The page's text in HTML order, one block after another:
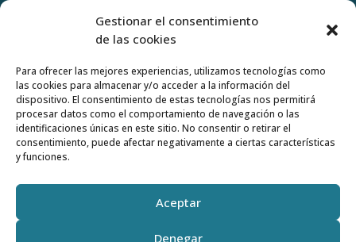
Gestionar el consentimiento
de las cookies
Para ofrecer las mejores experiencias, utilizamos tecnologías como
las cookies para almacenar y/o acceder a la información del
dispositivo. El consentimiento de estas tecnologías nos permitirá
procesar datos como el comportamiento de navegación o las
identificaciones únicas en este sitio. No consentir o retirar el
consentimiento, puede afectar negativamente a ciertas características
y funciones.
Aceptar
Denegar
Política privacidad
Aviso legal
Política Cookies
Mapa del sitio